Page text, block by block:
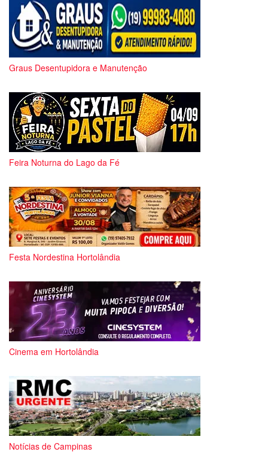
Graus Desentupidora e Manutenção
Feira Noturna do Lago da Fé
Festa Nordestina Hortolândia
Cinema em Hortolândia
Notícias de Campinas